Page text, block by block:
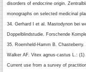
disorders of endocrine origin.
monographs on selected medicinal
34. Gerhard I et al. Mastodynon bei
Doppelblindstudie. Forschende
35. Roemheld-Hamm B.
Walker AF. Vitex agnus-castus L.: (1)
Current use from a survey of